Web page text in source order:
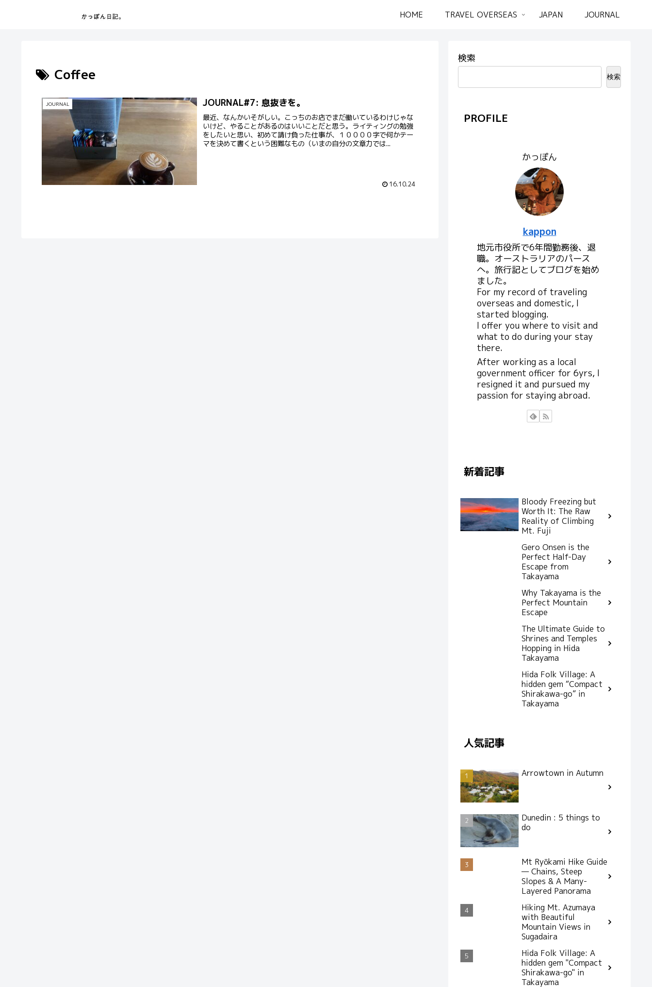
HOME TRAVEL OVERSEAS JAPAN JOURNAL
Coffee
JOURNAL JOURNAL#7: 息抜きを。
最近、なんかいそがしい。こっちのお店でまだ働いているわけじゃな
いけど、やることがあるのはいいことだと思う。ライティングの勉強
をしたいと思い、初めて請け負った仕事が、１００００字で何かテー
マを決めて書くという困難なもの（いまの自分の文章力では...
16.10.24
検索
検索
PROFILE
かっぽん
kappon
地元市役所で6年間勤務後、退
職。オーストラリアのパース
へ。旅行記としてブログを始め
ました。
For my record of traveling
overseas and domestic, I
started blogging.
I offer you where to visit and
what to do during your stay
there.
After working as a local
government officer for 6yrs, I
resigned it and pursued my
passion for staying abroad.
新着記事
Bloody Freezing but
Worth It: The Raw
Reality of Climbing
Mt. Fuji
Gero Onsen is the
Perfect Half-Day
Escape from
Takayama
Why Takayama is the
Perfect Mountain
Escape
The Ultimate Guide to
Shrines and Temples
Hopping in Hida
Takayama
Hida Folk Village: A
hidden gem “Compact
Shirakawa-go” in
Takayama
人気記事
Arrowtown in Autumn
Dunedin : 5 things to
do
Mt Ryōkami Hike Guide
— Chains, Steep
Slopes & A Many-
Layered Panorama
Hiking Mt. Azumaya
with Beautiful
Mountain Views in
Sugadaira
Hida Folk Village: A
hidden gem "Compact
Shirakawa-go" in
Takayama